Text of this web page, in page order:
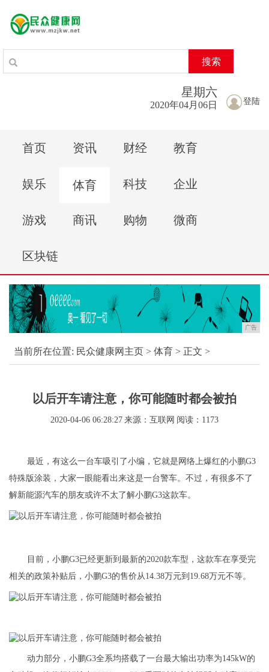
搜索
登陆
星期六
2020年04月06日
首页 资讯 财经 教育
娱乐 体育 科技 企业
游戏 商讯 购物 微商
区块链
广告
当前所在位置: 民众健康网主页 > 体育 > 正文 >
以后开车请注意，你可能随时都会被拍
2020-04-06 06:28:27 来源：互联网 阅读：1173
最近，有这么一台车吸引了小编，它就是网络上爆红的小鹏G3
特殊版涂装，大家一眼能看出来这是一台警车。不过，有很多不了
解新能源汽车的朋友或许不太了解小鹏G3这款车。
目前，小鹏G3已经更新到最新的2020款车型，这款车在享受完
相关的政策补贴后，小鹏G3的售价从14.38万元到19.68万元不等。
动力部分，小鹏G3全系均搭载了一台最大输出功率为145kW的